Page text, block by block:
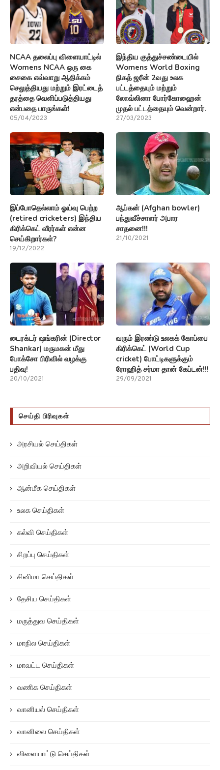
NCAA தலைப்பு விளையாட்டில்
Womens NCAA ஒரு கை
சைகை எவ்வாறு ஆதிக்கம்
செலுத்தியது மற்றும் இரட்டைத்
தரத்தை வெளிப்படுத்தியது
என்பதை பாருங்கள்!
05/04/2023
இந்திய குத்துச்சண்டையில்
Womens World Boxing
நிகத் ஜரீன் 2வது உலக
பட்டத்தையும் மற்றும்
லோவ்லினா போர்கோஹைன்
முதல் பட்டத்தையும் வென்றார்.
27/03/2023
இப்போதெல்லாம் ஓய்வு பெற்ற
(retired cricketers) இந்திய
கிரிக்கெட் வீரர்கள் என்ன
செய்கிறார்கள்?
19/12/2022
ஆப்கன் (Afghan bowler)
பந்துவீச்சாளர் அபார
சாதனை!!!
21/10/2021
டைரக்டர் ஷங்கரின் (Director
Shankar) மருமகன் மீது
போக்சோ பிரிவில் வழக்கு
பதிவு!
20/10/2021
வரும் இரண்டு உலகக் கோப்பை
கிரிக்கெட் (World Cup
cricket) போட்டிகளுக்கும்
ரோஹித் சர்மா தான் கேப்டன்!!!
29/09/2021
செய்தி பிரிவுகள்
அரசியல் செய்திகள்
அறிவியல் செய்திகள்
ஆன்மீக செய்திகள்
உலக செய்திகள்
கல்வி செய்திகள்
சிறப்பு செய்திகள்
சினிமா செய்திகள்
தேசிய செய்திகள்
மருத்துவ செய்திகள்
மாநில செய்திகள்
மாவட்ட செய்திகள்
வணிக செய்திகள்
வானியல் செய்திகள்
வானிலை செய்திகள்
விளையாட்டு செய்திகள்